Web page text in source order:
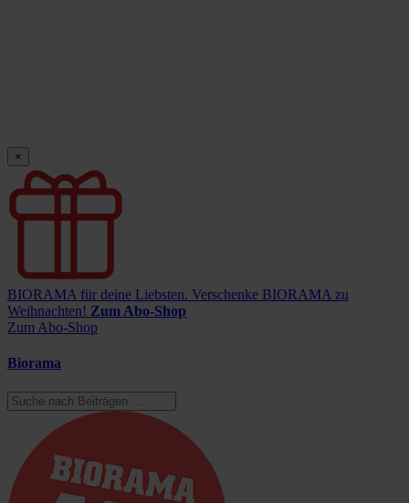
×
BIORAMA für deine Liebsten. Verschenke BIORAMA zu
Weihnachten! Zum Abo-Shop
Zum Abo-Shop
Biorama